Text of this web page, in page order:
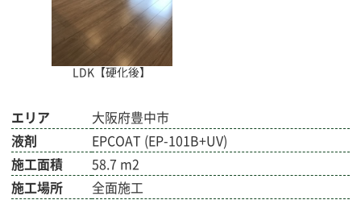
LDK【硬化後】
エリア
大阪府豊中市
液剤
EPCOAT (EP-101B+UV)
施工面積
58.7 m2
施工場所
全面施工